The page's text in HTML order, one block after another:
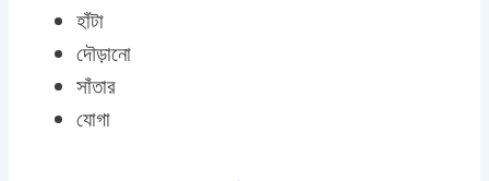
হাঁটা
দৌড়ানো
সাঁতার
যোগা